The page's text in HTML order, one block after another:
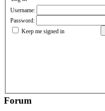
Username:
Password:
Keep me signed in
Forum